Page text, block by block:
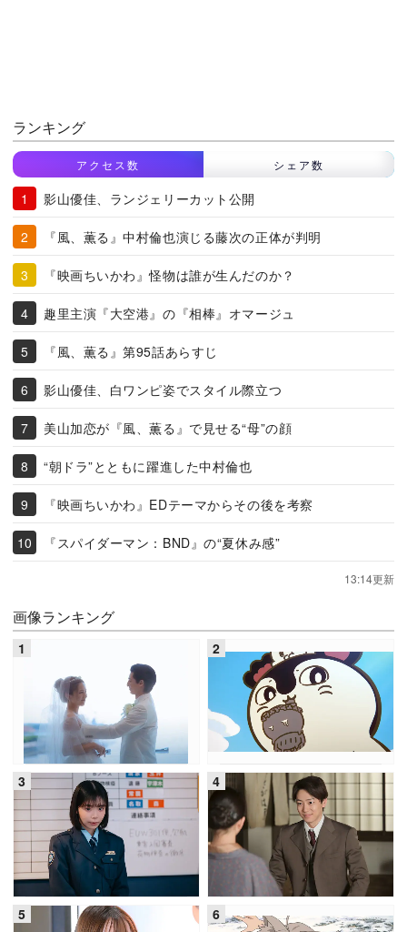
ランキング
アクセス数 シェア数
影山優佳、ランジェリーカット公開
『風、薫る』中村倫也演じる藤次の正体が判明
『映画ちいかわ』怪物は誰が生んだのか？
趣里主演『大空港』の『相棒』オマージュ
『風、薫る』第95話あらすじ
影山優佳、白ワンピ姿でスタイル際立つ
美山加恋が『風、薫る』で見せる“母”の顔
“朝ドラ”とともに躍進した中村倫也
『映画ちいかわ』EDテーマからその後を考察
『スパイダーマン：BND』の“夏休み感”
13:14更新
画像ランキング